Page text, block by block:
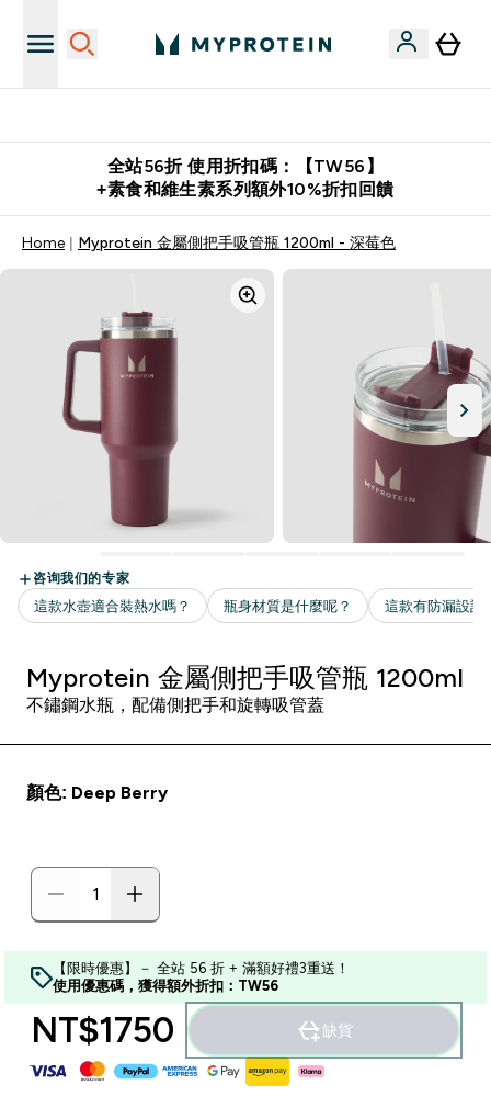
全站56折 使用折扣碼：【TW56】
+素食和維生素系列額外10%折扣回饋
Home Myprotein 金屬側把手吸管瓶 1200ml - 深莓色
Myprotein 金屬側把手吸管瓶 1200ml
不鏽鋼水瓶，配備側把手和旋轉吸管蓋
顏色: Deep Berry
【限時優惠】－ 全站 56 折 + 滿額好禮3重送！
使用優惠碼，獲得額外折扣：TW56
NT$1750‎ 缺貨